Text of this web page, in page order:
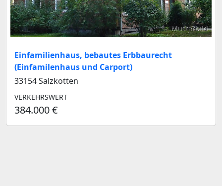
Musterbild
Einfamilienhaus, bebautes Erbbaurecht
(Einfamilenhaus und Carport)
33154 Salzkotten
VERKEHRSWERT
384.000 €